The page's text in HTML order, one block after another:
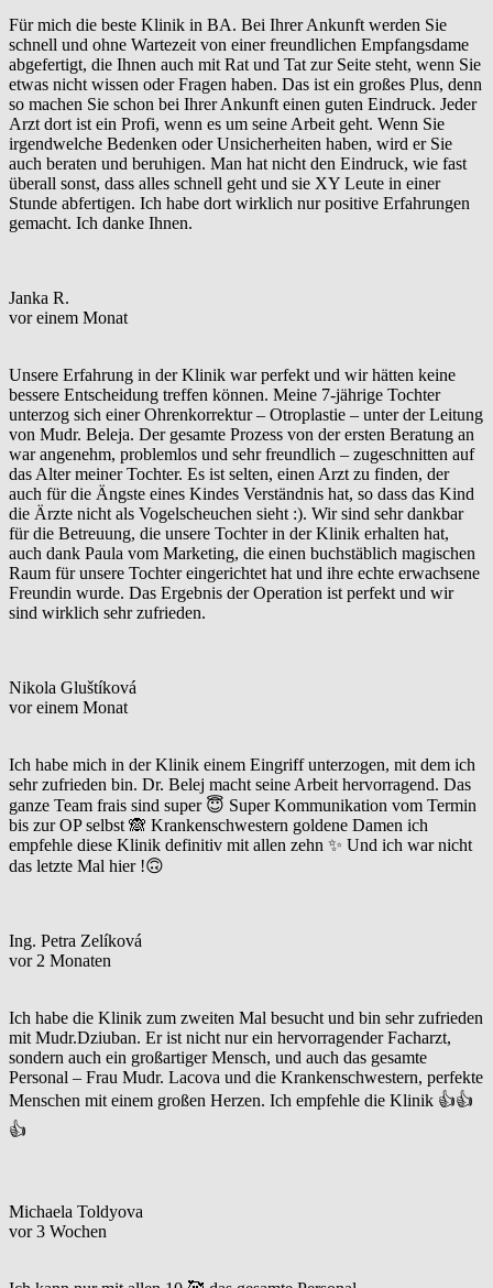
Für mich die beste Klinik in BA. Bei Ihrer Ankunft werden Sie
schnell und ohne Wartezeit von einer freundlichen Empfangsdame
abgefertigt, die Ihnen auch mit Rat und Tat zur Seite steht, wenn Sie
etwas nicht wissen oder Fragen haben. Das ist ein großes Plus, denn
so machen Sie schon bei Ihrer Ankunft einen guten Eindruck. Jeder
Arzt dort ist ein Profi, wenn es um seine Arbeit geht. Wenn Sie
irgendwelche Bedenken oder Unsicherheiten haben, wird er Sie
auch beraten und beruhigen. Man hat nicht den Eindruck, wie fast
überall sonst, dass alles schnell geht und sie XY Leute in einer
Stunde abfertigen. Ich habe dort wirklich nur positive Erfahrungen
gemacht. Ich danke Ihnen.
Janka R.
vor einem Monat
Unsere Erfahrung in der Klinik war perfekt und wir hätten keine
bessere Entscheidung treffen können. Meine 7-jährige Tochter
unterzog sich einer Ohrenkorrektur – Otroplastie – unter der Leitung
von Mudr. Beleja. Der gesamte Prozess von der ersten Beratung an
war angenehm, problemlos und sehr freundlich – zugeschnitten auf
das Alter meiner Tochter. Es ist selten, einen Arzt zu finden, der
auch für die Ängste eines Kindes Verständnis hat, so dass das Kind
die Ärzte nicht als Vogelscheuchen sieht :). Wir sind sehr dankbar
für die Betreuung, die unsere Tochter in der Klinik erhalten hat,
auch dank Paula vom Marketing, die einen buchstäblich magischen
Raum für unsere Tochter eingerichtet hat und ihre echte erwachsene
Freundin wurde. Das Ergebnis der Operation ist perfekt und wir
sind wirklich sehr zufrieden.
Nikola Gluštíková
vor einem Monat
Ich habe mich in der Klinik einem Eingriff unterzogen, mit dem ich
sehr zufrieden bin. Dr. Belej macht seine Arbeit hervorragend. Das
ganze Team frais sind super 😇 Super Kommunikation vom Termin
bis zur OP selbst 🙈 Krankenschwestern goldene Damen ich
empfehle diese Klinik definitiv mit allen zehn ✨ Und ich war nicht
das letzte Mal hier !🙃
Ing. Petra Zelíková
vor 2 Monaten
Ich habe die Klinik zum zweiten Mal besucht und bin sehr zufrieden
mit Mudr.Dziuban. Er ist nicht nur ein hervorragender Facharzt,
sondern auch ein großartiger Mensch, und auch das gesamte
Personal – Frau Mudr. Lacova und die Krankenschwestern, perfekte
Menschen mit einem großen Herzen. Ich empfehle die Klinik 👍👍
👍
Michaela Toldyova
vor 3 Wochen